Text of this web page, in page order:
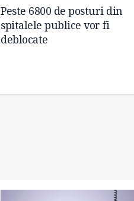
Peste 6800 de posturi din
spitalele publice vor fi
deblocate